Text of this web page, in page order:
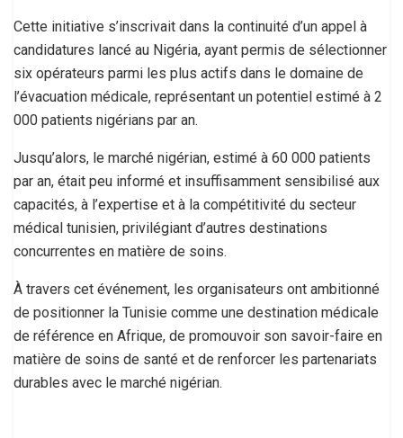
Cette initiative s’inscrivait dans la continuité d’un appel à
candidatures lancé au Nigéria, ayant permis de sélectionner
six opérateurs parmi les plus actifs dans le domaine de
l’évacuation médicale, représentant un potentiel estimé à 2
000 patients nigérians par an.
Jusqu’alors, le marché nigérian, estimé à 60 000 patients
par an, était peu informé et insuffisamment sensibilisé aux
capacités, à l’expertise et à la compétitivité du secteur
médical tunisien, privilégiant d’autres destinations
concurrentes en matière de soins.
À travers cet événement, les organisateurs ont ambitionné
de positionner la Tunisie comme une destination médicale
de référence en Afrique, de promouvoir son savoir-faire en
matière de soins de santé et de renforcer les partenariats
durables avec le marché nigérian.